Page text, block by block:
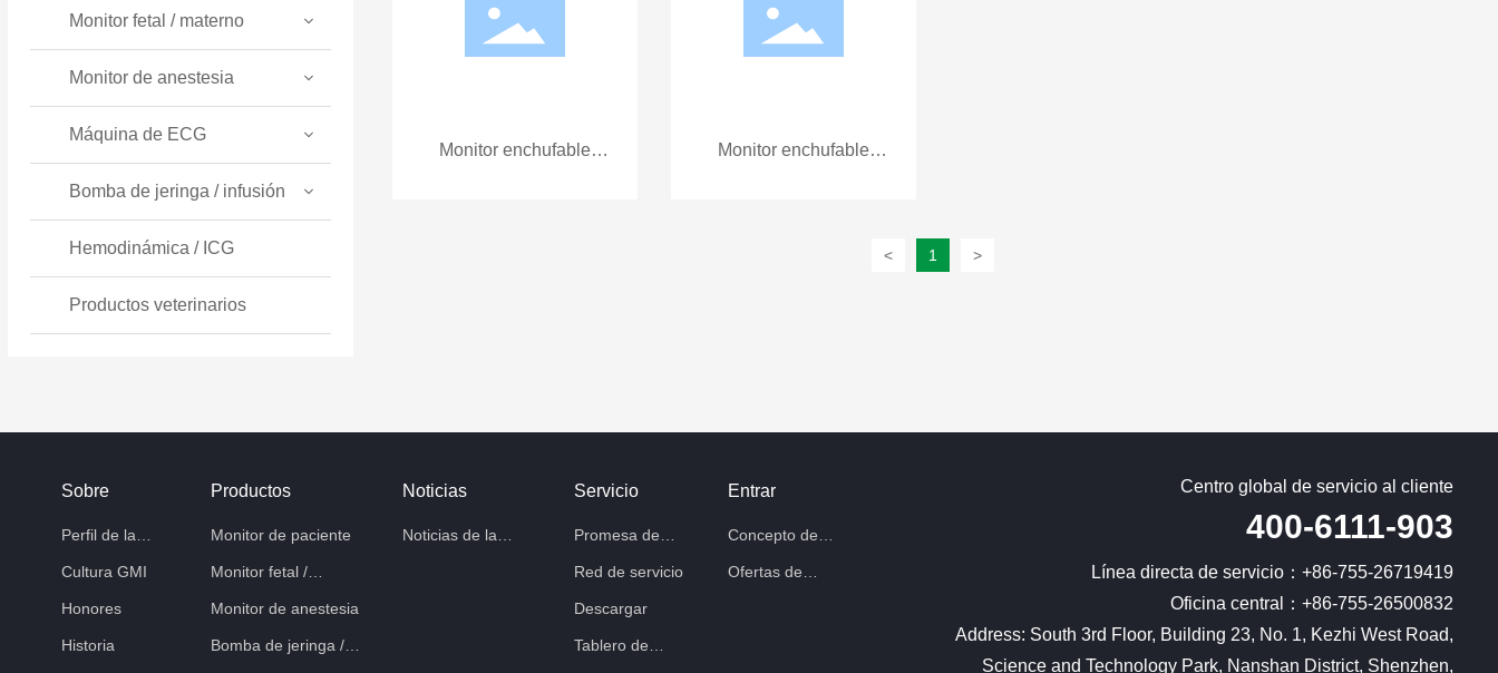
Monitor fetal / materno
Monitor de anestesia
Máquina de ECG
Bomba de jeringa / infusión
Hemodinámica / ICG
Productos veterinarios
Monitor enchufable
Monitor enchufable
< 1 >
Sobre
Perfil de la
Cultura GMI
Honores
Historia
Productos
Monitor de paciente
Monitor fetal /
Monitor de anestesia
Bomba de jeringa /
Noticias
Noticias de la
Servicio
Promesa de
Red de servicio
Descargar
Tablero de
Entrar
Concepto de
Ofertas de
Centro global de servicio al cliente
400-6111-903
Línea directa de servicio： +86-755-26719419
Oficina central： +86-755-26500832
Address: South 3rd Floor, Building 23, No. 1, Kezhi West Road,
Science and Technology Park, Nanshan District, Shenzhen,